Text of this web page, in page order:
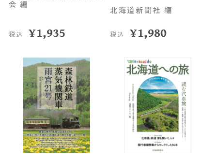
会 編
税込 ¥1,935
北海道新聞社 編
税込 ¥1,980